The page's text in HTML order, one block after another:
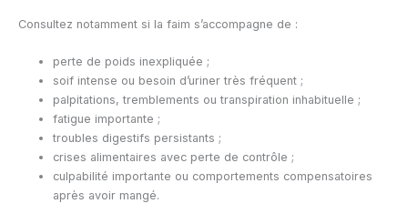
Consultez notamment si la faim s’accompagne de :
perte de poids inexpliquée ;
soif intense ou besoin d’uriner très fréquent ;
palpitations, tremblements ou transpiration inhabituelle ;
fatigue importante ;
troubles digestifs persistants ;
crises alimentaires avec perte de contrôle ;
culpabilité importante ou comportements compensatoires
après avoir mangé.